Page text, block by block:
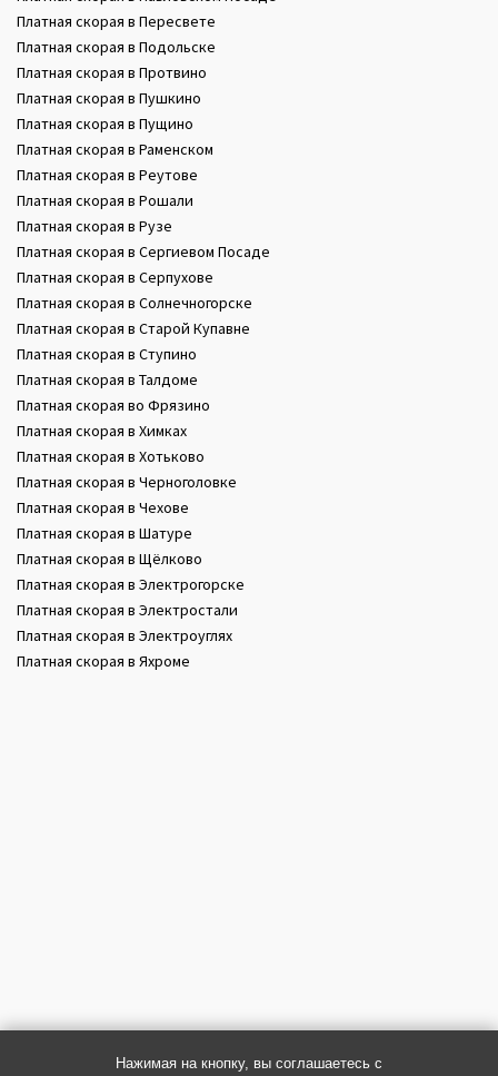
Нажимая на кнопку, вы соглашаетесь с
Платная скорая в Пересвете
Платная скорая в Подольске
Платная скорая в Протвино
Платная скорая в Пушкино
Платная скорая в Пущино
Платная скорая в Раменском
Платная скорая в Реутове
Платная скорая в Рошали
Платная скорая в Рузе
Платная скорая в Сергиевом Посаде
Платная скорая в Серпухове
Платная скорая в Солнечногорске
Платная скорая в Старой Купавне
Платная скорая в Ступино
Платная скорая в Талдоме
Платная скорая во Фрязино
Платная скорая в Химках
Платная скорая в Хотьково
Платная скорая в Черноголовке
Платная скорая в Чехове
Платная скорая в Шатуре
Платная скорая в Щёлково
Платная скорая в Электрогорске
Платная скорая в Электростали
Платная скорая в Электроуглях
Платная скорая в Яхроме